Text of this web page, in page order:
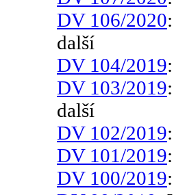
DV 106/2020
další
DV 104/2019
DV 103/2019
další
DV 102/2019
DV 101/2019
DV 100/2019